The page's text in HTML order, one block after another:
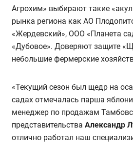
Агрохим» выбирают такие
рынка региона как АО
«Жердевский», ООО «Планета
«Дубовое». Доверяют защите
небольшие фермерские
«Текущий сезон был щедр на
садах отмечалась парша
менеджер по продажам
представительства Александр
отлично работал наш